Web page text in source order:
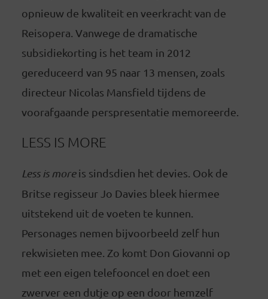
opnieuw de kwaliteit en veerkracht van de
Reisopera. Vanwege de dramatische
subsidiekorting is het team in 2012
gereduceerd van 95 naar 13 mensen, zoals
directeur Nicolas Mansfield tijdens de
voorafgaande perspresentatie memoreerde.
LESS IS MORE
Less is moreis sindsdien het devies. Ook de
Britse regisseur Jo Davies bleek hiermee
uitstekend uit de voeten te kunnen.
Personages nemen bijvoorbeeld zelf hun
rekwisieten mee. Zo komt Don Giovanni op
met een eigen telefooncel en doet een
zwerver een dutje op een door hemzelf